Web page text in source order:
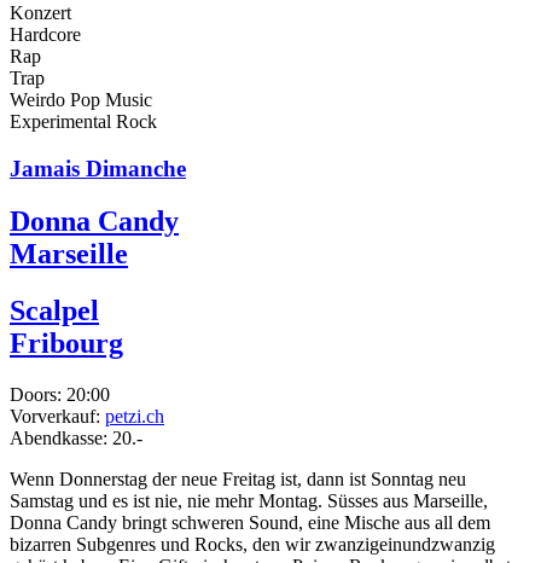
Konzert
Hardcore
Rap
Trap
Weirdo Pop Music
Experimental Rock
Jamais Dimanche
Donna Candy
Marseille
Scalpel
Fribourg
Doors: 20:00
Vorverkauf: petzi.ch
Abendkasse: 20.-
Wenn Donnerstag der neue Freitag ist, dann ist Sonntag neu
Samstag und es ist nie, nie mehr Montag. Süsses aus Marseille,
Donna Candy bringt schweren Sound, eine Mische aus all dem
bizarren Subgenres und Rocks, den wir zwanzigeinundzwanzig